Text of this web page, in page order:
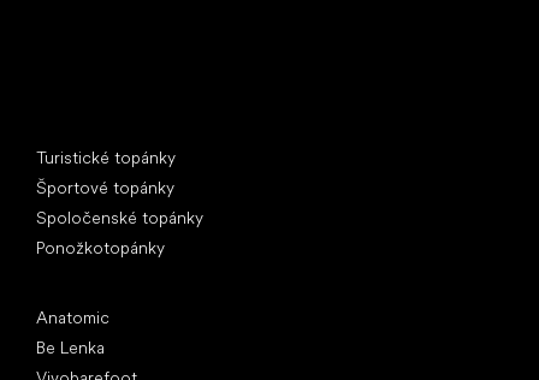
Turistické topánky
Športové topánky
Spoločenské topánky
Ponožkotopánky
Anatomic
Be Lenka